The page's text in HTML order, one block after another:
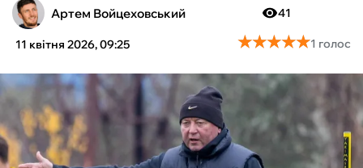
ТЕНІС
КІБЕРСПОРТ
ЧС-2026
ФУТЗАЛ
Артем Войцеховський
11 квітня 2026, 09:25
41
★★★★★
★★★★★1 голос